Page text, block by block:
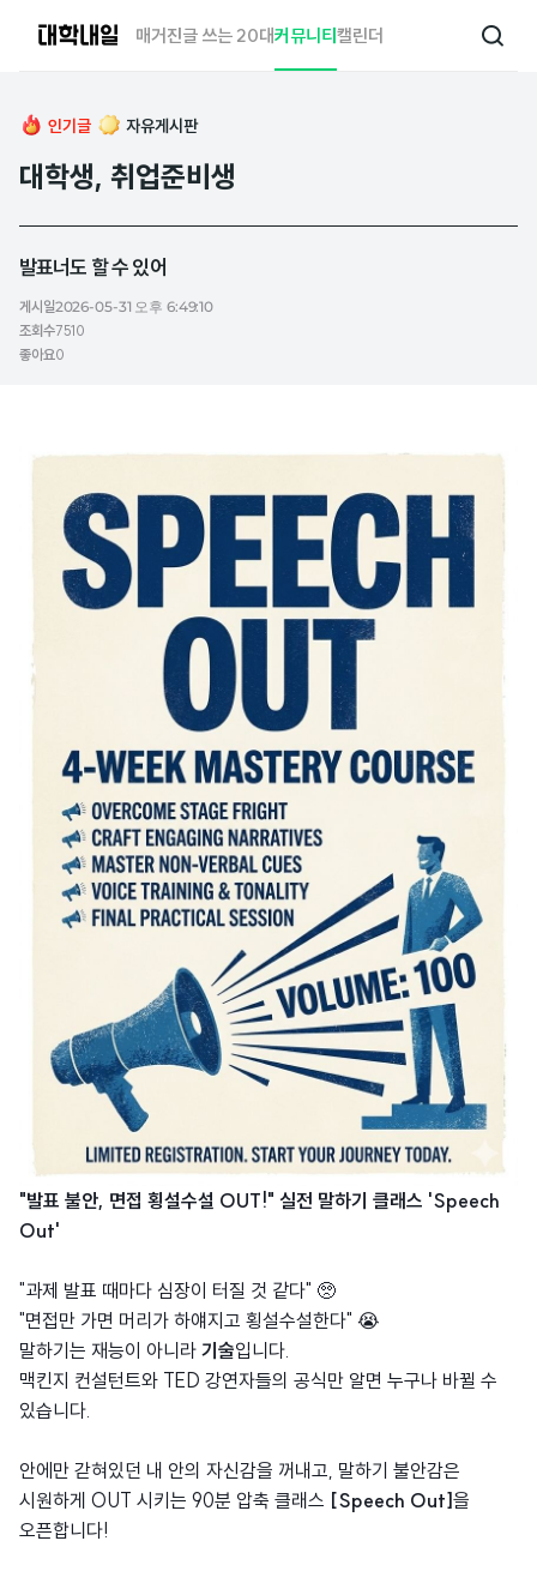
매거진글 쓰는 20대커뮤니티캘린더
검
인기글 자유게시판
대학생, 취업준비생
발표너도 할 수 있어
게시일2026-05-31 오후 6:49:10
조회수7510
좋아요0
"발표 불안, 면접 횡설수설 OUT!" 실전 말하기 클래스 'Speech
Out'
"과제 발표 때마다 심장이 터질 것 같다" 🥺
"면접만 가면 머리가 하얘지고 횡설수설한다" 😭
말하기는 재능이 아니라 기술입니다.
맥킨지 컨설턴트와 TED 강연자들의 공식만 알면 누구나 바뀔 수
있습니다.
안에만 갇혀있던 내 안의 자신감을 꺼내고, 말하기 불안감은
시원하게 OUT 시키는 90분 압축 클래스 [Speech Out]을
오픈합니다!